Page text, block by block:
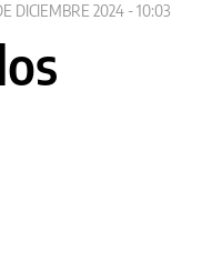
DICIEMBRE 2024 - 10:03